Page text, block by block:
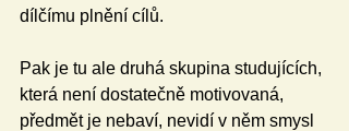
dílčímu plnění cílů.
Pak je tu ale druhá skupina studujících,
která není dostatečně motivovaná,
předmět je nebaví, nevidí v něm smysl